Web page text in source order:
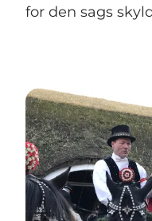
for den sags